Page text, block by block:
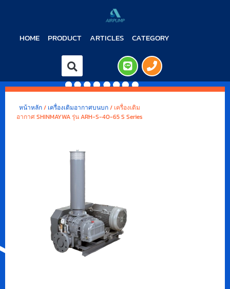
HOME PRODUCT ARTICLES CATEGORY
หน้าหลัก/ เครื่องเติมอากาศบนบก/ เครื่องเติม
อากาศ SHINMAYWA รุ่น ARH-S-40-65 S Series